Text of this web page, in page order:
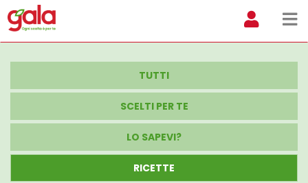
TUTTI
SCELTI PER TE
LO SAPEVI?
RICETTE